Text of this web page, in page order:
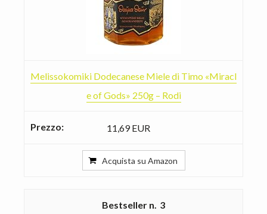
Melissokomiki Dodecanese Miele di Timo «Miracl
e of Gods» 250g – Rodi
11,69 EUR
Acquista su Amazon
3